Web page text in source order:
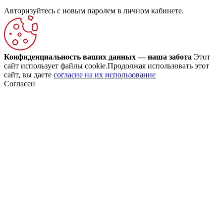
Авторизуйтесь с новым паролем в личном кабинете.
Конфиденциальность ваших данных — наша забота Этот
сайт использует файлы cookie.Продолжая использовать этот
сайт, вы даете согласие на их использование
Согласен